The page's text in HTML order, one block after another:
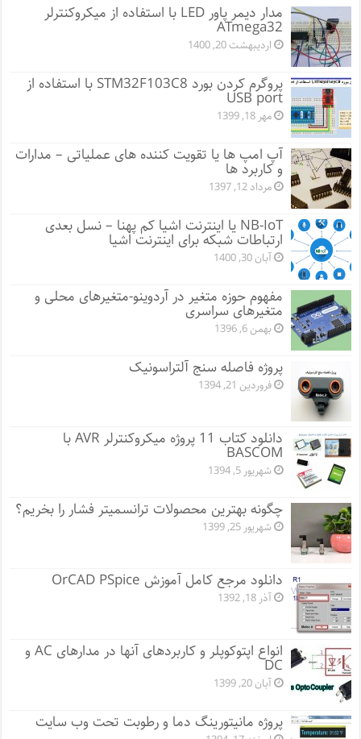
مدار دیمر پاور LED با استفاده از میکروکنترلر
ATmega32
اردیبهشت 20, 1400
پروگرم کردن بورد STM32F103C8 با استفاده از
USB port
مهر 18, 1399
آپ امپ ها یا تقویت کننده های عملیاتی – مدارات
و کاربرد ها
مرداد 12, 1397
NB-IoT یا اینترنت اشیا کم پهنا – نسل بعدی
ارتباطات شبکه برای اینترنت اشیا
آبان 30, 1400
مفهوم حوزه متغیر در آردوینو-متغیرهای محلی و
متغیرهای سراسری
بهمن 6, 1396
پروژه فاصله سنج آلتراسونیک
فروردین 21, 1394
دانلود کتاب 11 پروژه میکروکنترلر AVR با
BASCOM
شهریور 5, 1394
چگونه بهترین محصولات ترانسمیتر فشار را بخریم؟
شهریور 25, 1399
دانلود مرجع کامل آموزش OrCAD PSpice
آذر 18, 1392
انواع اپتوکوپلر و کاربردهای آنها در مدارهای AC و
DC
آبان 20, 1399
پروژه مانيتورينگ دما و رطوبت تحت وب سایت